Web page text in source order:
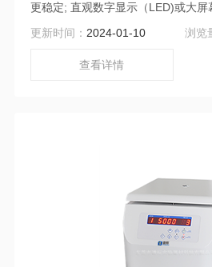
更稳定; 直观数字显示（LED)或大屏
读取各项参数数据及警报信息，在运
更新时间： 2024-01-10 浏览
查看详情